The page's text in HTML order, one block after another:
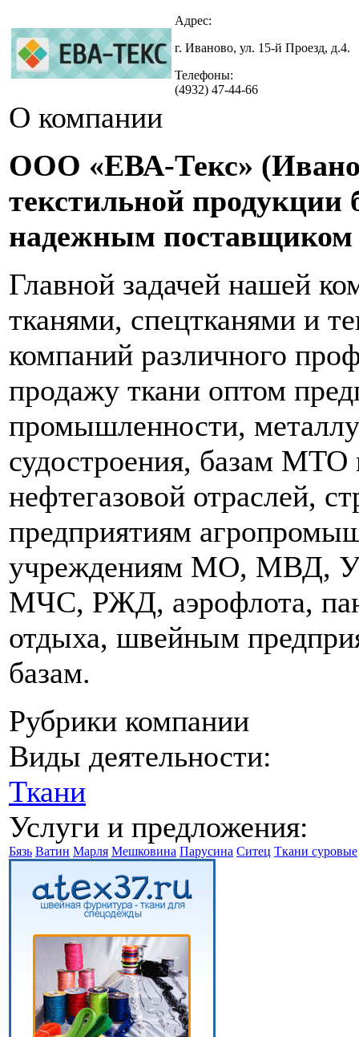
Адрес:
г. Иваново, ул. 15-й Проезд, д.4.
Телефоны:
(4932) 47-44-66
О компании
ООО «ЕВА-Текс»
текстильной продукции
надежным поставщиком
Главной задачей нашей
тканями, спецтканями и
компаний различного
продажу ткани оптом
промышленности,
судостроения, базам
нефтегазовой отраслей,
предприятиям
учреждениям МО,
МЧС, РЖД, аэрофлота,
отдыха, швейным
базам.
Рубрики компании
Виды деятельности:
Ткани
Услуги и предложения:
Бязь Ватин Марля Мешковина Парусина Ситец Ткани суровые